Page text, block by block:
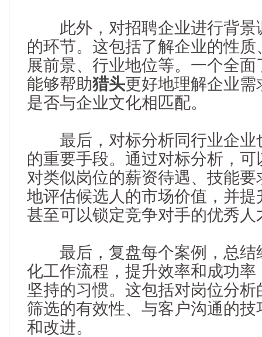
此外，对招聘企业进行背景
的环节。这包括了解企业的性
展前景、行业地位等。一个全
能够帮助猎头更好地理解企业
是否与企业文化相匹配。
最后，对标分析同行业企业
的重要手段。通过对标分析，
对类似岗位的薪资待遇、技能
地评估候选人的市场价值，并
甚至可以锁定竞争对手的优秀人
最后，复盘每个案例，总结
化工作流程，提升效率和成功
坚持的习惯。这包括对岗位分
筛选的有效性、与客户沟通的
和改进。